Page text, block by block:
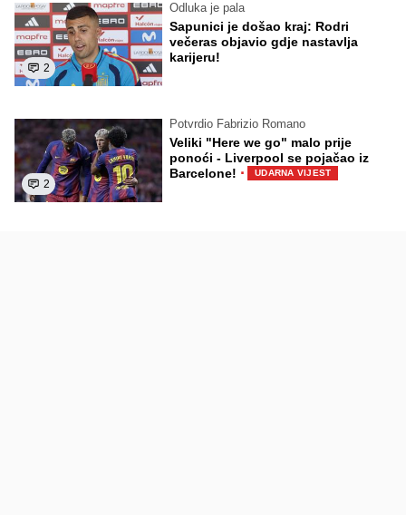
2
Odluka je pala
Sapunici je došao kraj: Rodri
večeras objavio gdje nastavlja
karijeru!
2
Potvrdio Fabrizio Romano
Veliki "Here we go" malo prije
ponoći - Liverpool se pojačao iz
Barcelone! · UDARNA VIJEST